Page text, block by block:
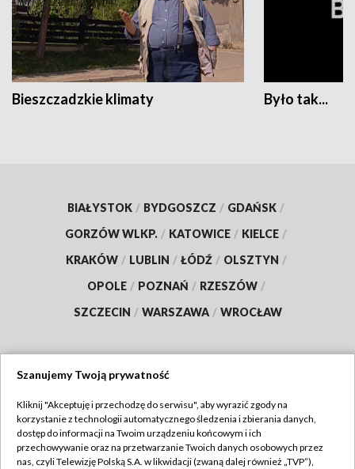
Bieszczadzkie klimaty Było tak...
BIAŁYSTOK / BYDGOSZCZ / GDAŃSK /
GORZÓW WLKP. / KATOWICE / KIELCE /
KRAKÓW / LUBLIN / ŁÓDŹ / OLSZTYN /
OPOLE / POZNAŃ / RZESZÓW /
SZCZECIN / WARSZAWA / WROCŁAW
TVP
Abonament TVP
Regulamin TVP
Szanujemy Twoją prywatność
Kliknij "Akceptuję i przechodzę do serwisu", aby wyrazić zgody na
korzystanie z technologii automatycznego śledzenia i zbierania danych,
dostęp do informacji na Twoim urządzeniu końcowym i ich
przechowywanie oraz na przetwarzanie Twoich danych osobowych przez
nas, czyli Telewizję Polską S.A. w likwidacji (zwaną dalej również „TVP”),